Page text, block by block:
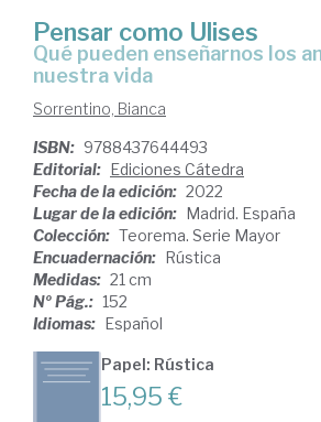
Pensar como Ulises
qué pueden enseñarnos los antiguos sobre
nuestra vida
Sorrentino, Bianca
ISBN: 9788437644493
Editorial: Ediciones Cátedra
Fecha de la edición: 2022
Lugar de la edición: Madrid. España
Colección: Teorema. Serie Mayor
Encuadernación: Rústica
Medidas: 21 cm
Nº Pág.: 152
Idiomas: Español
Papel: Rústica
15,95 €